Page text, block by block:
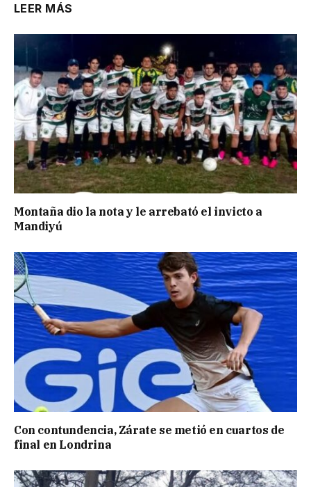
LEER MÁS
Montaña dio la nota y le arrebató el invicto a
Mandiyú
Con contundencia, Zárate se metió en cuartos de
final en Londrina